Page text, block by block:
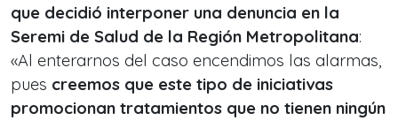
que decidió interponer una denuncia en la
Seremi de Salud de la Región Metropolitana:
«Al enterarnos del caso encendimos las alarmas,
pues creemos que este tipo de iniciativas
promocionan tratamientos que no tienen ningún